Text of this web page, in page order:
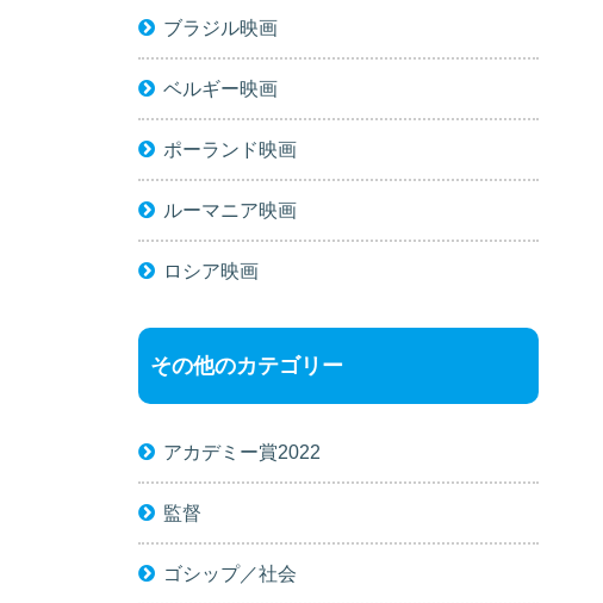
ブラジル映画
ベルギー映画
ポーランド映画
ルーマニア映画
ロシア映画
その他のカテゴリー
アカデミー賞2022
監督
ゴシップ／社会